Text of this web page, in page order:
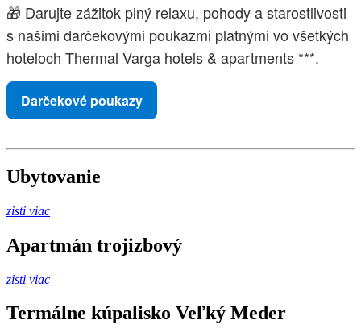
🎁 Darujte zážitok plný relaxu, pohody a starostlivosti
s našimi darčekovými poukazmi platnými vo všetkých
hoteloch Thermal Varga hotels & apartments ***.
Darčekové poukazy
Ubytovanie
zisti viac
Apartmán trojizbový
zisti viac
Termálne kúpalisko Veľký Meder